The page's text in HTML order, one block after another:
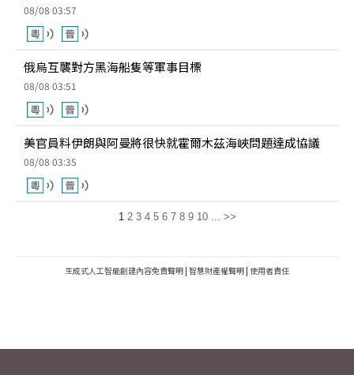
08/08 03:57
俄烏互襲對方黑海船隻等軍事目標
08/08 03:51
美官員料伊朗與阿曼將很快就霍爾木茲海峽問題達成協議
08/08 03:35
1 2 3 4 5 6 7 8 9 10 ... >>
生成式人工智能創建內容免責聲明 | 智慧財產權聲明 | 使用者責任